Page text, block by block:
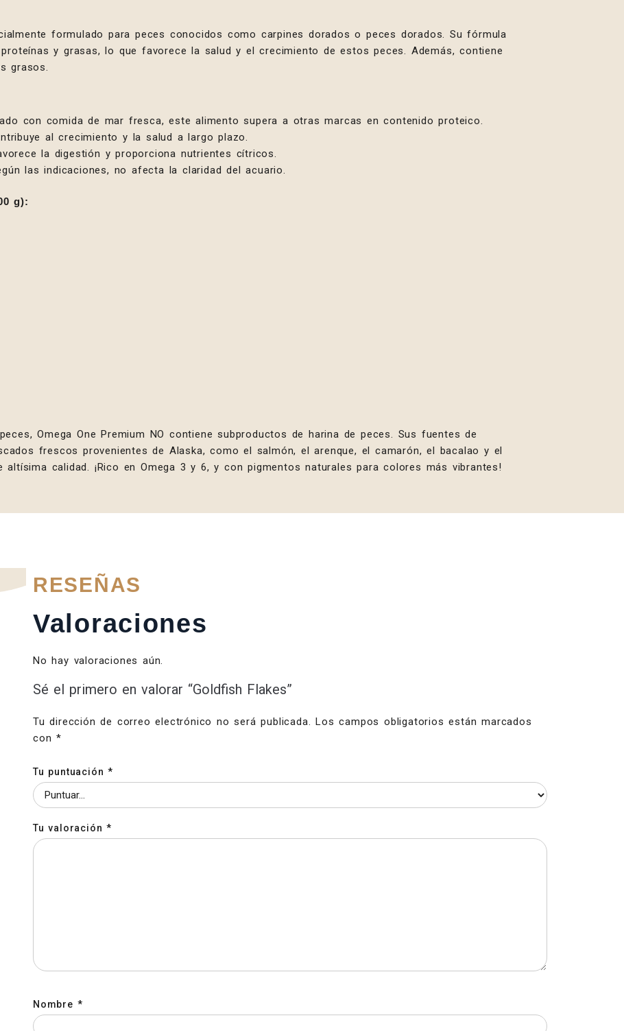
formulado para peces conocidos como carpines dorados o peces dorados. Su fórmula
y grasas, lo que favorece la salud y el crecimiento de estos peces. Además, contiene
grasos.
con comida de mar fresca, este alimento supera a otras marcas en contenido proteico.
al crecimiento y la salud a largo plazo.
la digestión y proporciona nutrientes cítricos.
las indicaciones, no afecta la claridad del acuario.
g):
Omega One Premium NO contiene subproductos de harina de peces. Sus fuentes de
frescos provenientes de Alaska, como el salmón, el arenque, el camarón, el bacalao y el
altísima calidad. ¡Rico en Omega 3 y 6, y con pigmentos naturales para colores más vibrantes!
RESEÑAS
Valoraciones
No hay valoraciones aún.
Sé el primero en valorar “Goldfish Flakes”
Tu dirección de correo electrónico no será publicada. Los campos obligatorios están marcados
con*
Tu puntuación*
Tu valoración*
Nombre *